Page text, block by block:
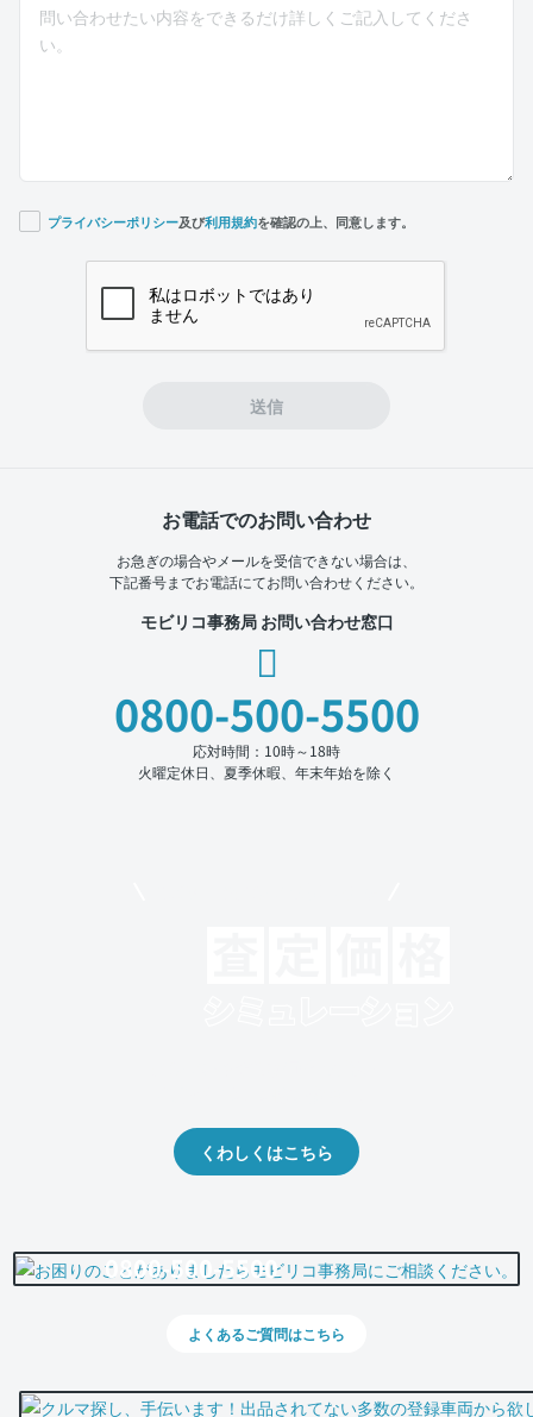
プライバシーポリシー及び利用規約を確認の上、同意します。
送信
お電話でのお問い合わせ
お急ぎの場合やメールを受信できない場合は、
下記番号までお電話にてお問い合わせください。
モビリコ事務局 お問い合わせ窓口
0800-500-5500
応対時間：10時～18時
火曜定休日、夏季休暇、年末年始を除く
くわしくはこちら
0800-500-5500
よくあるご質問はこちら